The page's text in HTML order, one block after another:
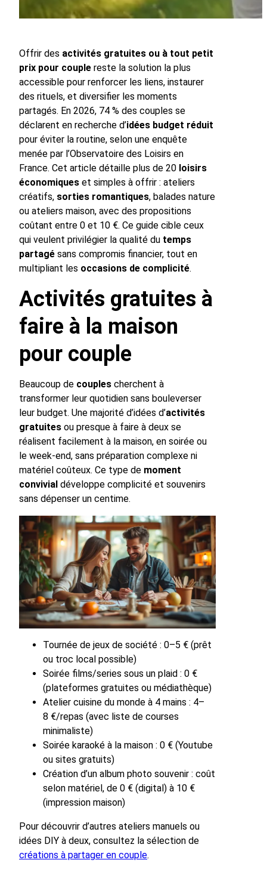
Offrir des activités gratuites ou à tout petit
prix pour couple reste la solution la plus
accessible pour renforcer les liens, instaurer
des rituels, et diversifier les moments
partagés. En 2026, 74 % des couples se
déclarent en recherche d’idées budget réduit
pour éviter la routine, selon une enquête
menée par l’Observatoire des Loisirs en
France. Cet article détaille plus de 20 loisirs
économiques et simples à offrir : ateliers
créatifs, sorties romantiques, balades nature
ou ateliers maison, avec des propositions
coûtant entre 0 et 10 €. Ce guide cible ceux
qui veulent privilégier la qualité du temps
partagé sans compromis financier, tout en
multipliant les occasions de complicité.
Activités gratuites à
faire à la maison
pour couple
Beaucoup de couples cherchent à
transformer leur quotidien sans bouleverser
leur budget. Une majorité d’idées d’activités
gratuites ou presque à faire à deux se
réalisent facilement à la maison, en soirée ou
le week-end, sans préparation complexe ni
matériel coûteux. Ce type de moment
convivial développe complicité et souvenirs
sans dépenser un centime.
Tournée de jeux de société : 0–5 € (prêt
ou troc local possible)
Soirée films/series sous un plaid : 0 €
(plateformes gratuites ou médiathèque)
Atelier cuisine du monde à 4 mains : 4–
8 €/repas (avec liste de courses
minimaliste)
Soirée karaoké à la maison : 0 € (Youtube
ou sites gratuits)
Création d’un album photo souvenir : coût
selon matériel, de 0 € (digital) à 10 €
(impression maison)
Pour découvrir d’autres ateliers manuels ou
idées DIY à deux, consultez la sélection de
créations à partager en couple.